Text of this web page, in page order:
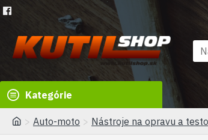
Kategórie
Auto-moto Nástroje na opravu a